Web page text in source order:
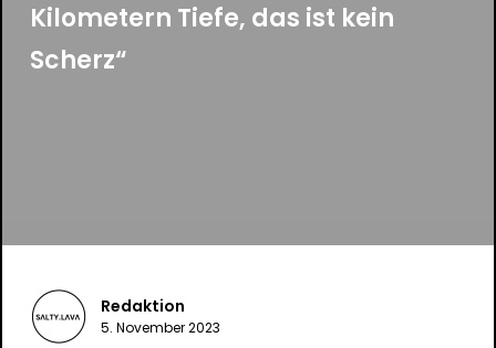
Kilometern Tiefe, das ist kein
Scherz“
Redaktion
5. November 2023